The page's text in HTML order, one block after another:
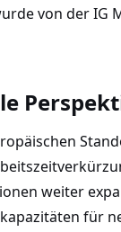
von der IG
weiter
für